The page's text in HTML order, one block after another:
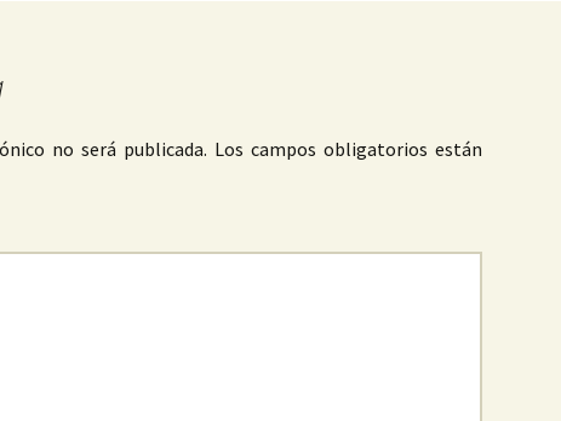
no será publicada. Los campos obligatorios están